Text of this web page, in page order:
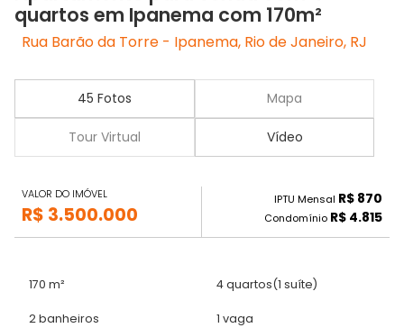
quartos em Ipanema com 170m²
Rua Barão da Torre - Ipanema, Rio de Janeiro, RJ
45 Fotos Mapa
Tour Virtual Vídeo
VALOR DO IMÓVEL
R$ 3.500.000
IPTU Mensal R$ 870
Condomínio R$ 4.815
170 m² 4 quartos(1 suíte)
2 banheiros 1 vaga